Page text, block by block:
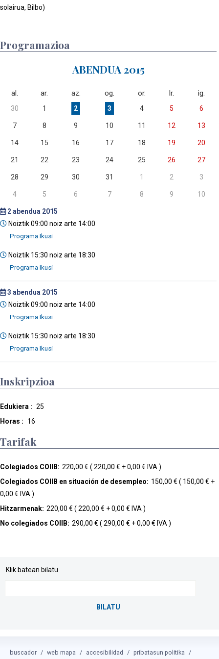
solairua, Bilbo)
Programazioa
ABENDUA 2015
al. ar. az. og. or. lr. ig.
30 1 2 3 4 5 6
7 8 9 10 11 12 13
14 15 16 17 18 19 20
21 22 23 24 25 26 27
28 29 30 31 1 2 3
4 5 6 7 8 9 10
2abendua 2015
Noiztik 09:00 noiz arte 14:00
Noiztik 15:30 noiz arte 18:30
3 abendua 2015
Noiztik 09:00 noiz arte 14:00
Noiztik 15:30 noiz arte 18:30
Inskripzioa
Edukiera : 25
Horas :
16
Tarifak
Colegiados COIIB: 220,00 € ( 220,00 € + 0,00 € IVA )
Colegiados COIIB en situación de desempleo: 150,00 € ( 150,00 € +
0,00 € IVA )
Hitzarmenak: 220,00 € ( 220,00 € + 0,00 € IVA )
No colegiados COIIB: 290,00 € ( 290,00 € + 0,00 € IVA )
Klik batean bilatu
buscador web mapa accesibilidad pribatasun politika